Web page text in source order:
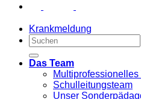
Krankmeldung
Das Team
Multiprofessionelles
Schulleitungsteam
Unser